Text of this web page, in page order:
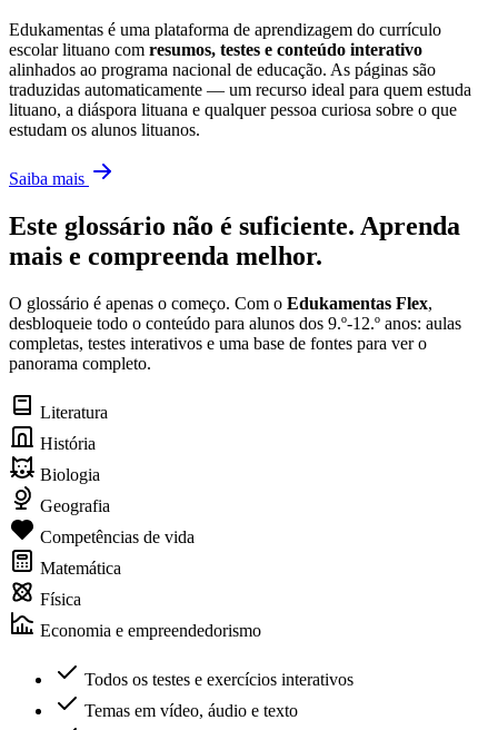
Edukamentas é uma plataforma de aprendizagem do currículo
escolar lituano com resumos, testes e conteúdo interativo
alinhados ao programa nacional de educação. As páginas são
traduzidas automaticamente — um recurso ideal para quem estuda
lituano, a diáspora lituana e qualquer pessoa curiosa sobre o que
estudam os alunos lituanos.
Saiba mais
Este glossário não é suficiente. Aprenda
mais e compreenda melhor.
O glossário é apenas o começo. Com o Edukamentas Flex,
desbloqueie todo o conteúdo para alunos dos 9.º-12.º anos: aulas
completas, testes interativos e uma base de fontes para ver o
panorama completo.
Literatura
História
Biologia
Geografia
Competências de vida
Matemática
Física
Economia e empreendedorismo
Todos os testes e exercícios interativos
Temas em vídeo, áudio e texto